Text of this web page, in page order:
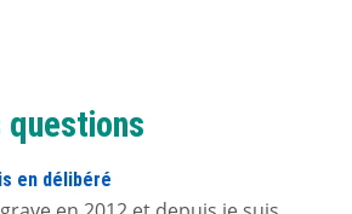
questions
en délibéré